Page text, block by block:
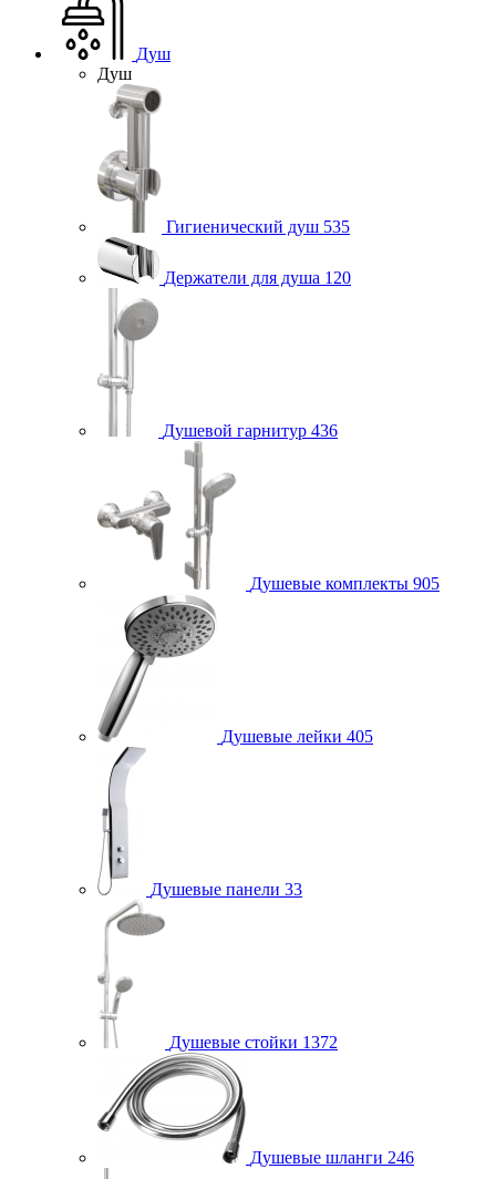
Душ
Душ
Гигиенический душ 535
Держатели для душа 120
Душевой гарнитур 436
Душевые комплекты 905
Душевые лейки 405
Душевые панели 33
Душевые стойки 1372
Душевые шланги 246